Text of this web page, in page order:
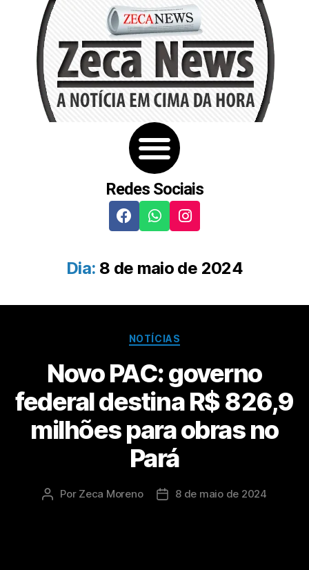
Redes Sociais
Dia: 8 de maio de 2024
NOTÍCIAS
Novo PAC: governo
federal destina R$ 826,9
milhões para obras no
Pará
Por Zeca Moreno 8 de maio de 2024